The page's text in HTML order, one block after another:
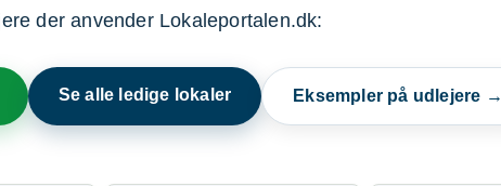
der anvender Lokaleportalen.dk:
Se alle ledige lokaler Eksempler på udlejere →